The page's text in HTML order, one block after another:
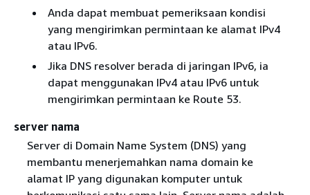
Anda dapat membuat pemeriksaan kondisi
yang mengirimkan permintaan ke alamat IPv4
atau IPv6.
Jika DNS resolver berada di jaringan IPv6, ia
dapat menggunakan IPv4 atau IPv6 untuk
mengirimkan permintaan ke Route 53.
server nama
Server di Domain Name System (DNS) yang
membantu menerjemahkan nama domain ke
alamat IP yang digunakan komputer untuk